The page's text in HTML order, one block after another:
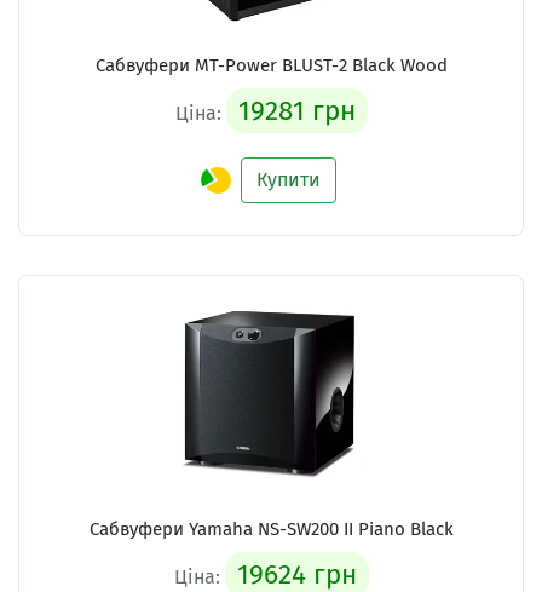
Сабвуфери MT-Power BLUST-2 Black Wood
Ціна: 19281 грн
Купити
Сабвуфери Yamaha NS-SW200 II Piano Black
Ціна: 19624 грн